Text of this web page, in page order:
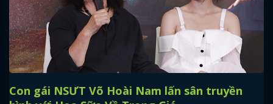
Con gái NSƯT Võ Hoài Nam lấn sân truyền